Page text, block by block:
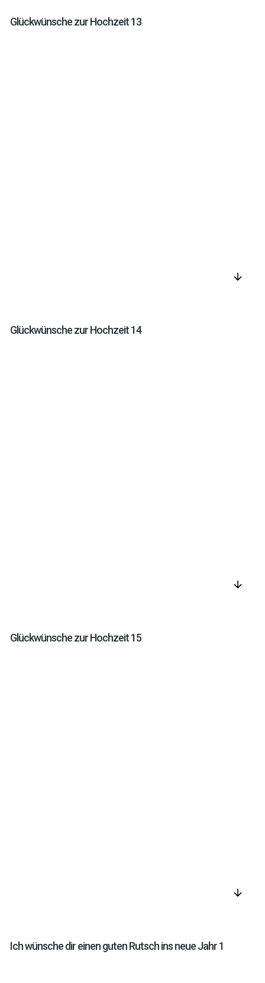
Glückwünsche zur Hochzeit 13
arrow_downward
Glückwünsche zur Hochzeit 14
arrow_downward
Glückwünsche zur Hochzeit 15
arrow_downward
Ich wünsche dir einen guten Rutsch ins neue Jahr 1